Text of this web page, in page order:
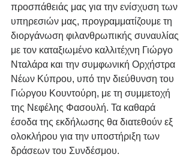
προσπάθειάς μας για την ενίσχυση των
υπηρεσιών μας, προγραμματίζουμε τη
διοργάνωση φιλανθρωπικής συναυλίας
με τον καταξιωμένο καλλιτέχνη Γιώργο
Νταλάρα και την συμφωνική Oρχήστρα
Nέων Κύπρου, υπό την διεύθυνση του
Γιώργου Κουντούρη, με τη συμμετοχή
της Νεφέλης Φασουλή. Τα καθαρά
έσοδα της εκδήλωσης θα διατεθούν εξ
ολοκλήρου για την υποστήριξη των
δράσεων του Συνδέσμου.